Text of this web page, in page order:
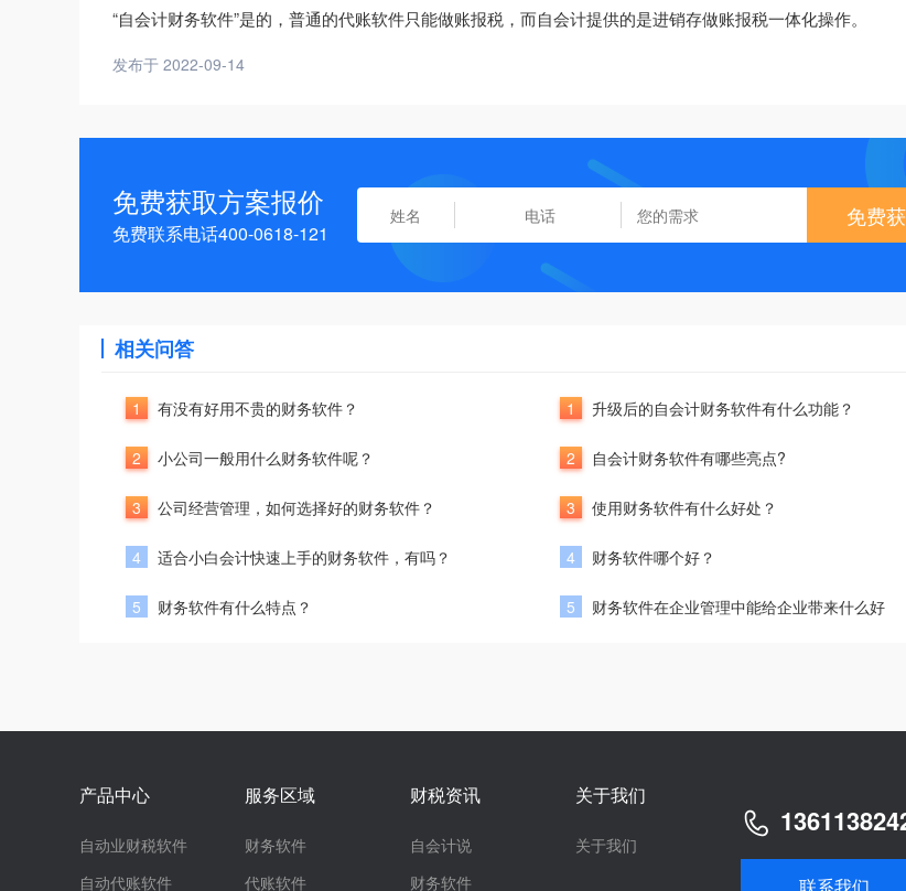
“自会计财务软件”是的，普通的代账软件只能做账报税，而自会计提供的是进销存做账报税一体化操作。
发布于 2022-09-14
免费获取方案报价
免费联系电话400-0618-121
免费
相关问答
1 有没有好用不贵的财务软件？
2 小公司一般用什么财务软件呢？
3 公司经营管理，如何选择好的财务软件？
4 适合小白会计快速上手的财务软件，有吗？
5 财务软件有什么特点？
1 升级后的自会计财务软件有什么功能？
2 自会计财务软件有哪些亮点?
3 使用财务软件有什么好处？
4 财务软件哪个好？
5 财务软件在企业管理中能给企业带来什么好
产品中心
自动业财税软件
自动代账软件
服务区域
财务软件
代账软件
财税资讯
自会计说
财务软件
关于我们
关于我们